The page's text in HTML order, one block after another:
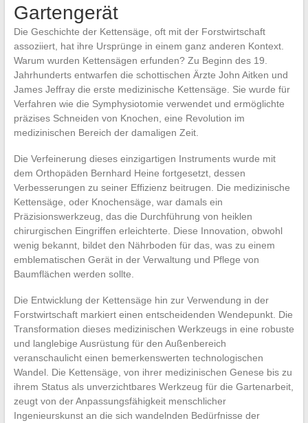
Gartengerät
Die Geschichte der Kettensäge, oft mit der Forstwirtschaft
assoziiert, hat ihre Ursprünge in einem ganz anderen Kontext.
Warum wurden Kettensägen erfunden? Zu Beginn des 19.
Jahrhunderts entwarfen die schottischen Ärzte John Aitken und
James Jeffray die erste medizinische Kettensäge. Sie wurde für
Verfahren wie die Symphysiotomie verwendet und ermöglichte
präzises Schneiden von Knochen, eine Revolution im
medizinischen Bereich der damaligen Zeit.
Die Verfeinerung dieses einzigartigen Instruments wurde mit
dem Orthopäden Bernhard Heine fortgesetzt, dessen
Verbesserungen zu seiner Effizienz beitrugen. Die medizinische
Kettensäge, oder Knochensäge, war damals ein
Präzisionswerkzeug, das die Durchführung von heiklen
chirurgischen Eingriffen erleichterte. Diese Innovation, obwohl
wenig bekannt, bildet den Nährboden für das, was zu einem
emblematischen Gerät in der Verwaltung und Pflege von
Baumflächen werden sollte.
Die Entwicklung der Kettensäge hin zur Verwendung in der
Forstwirtschaft markiert einen entscheidenden Wendepunkt. Die
Transformation dieses medizinischen Werkzeugs in eine robuste
und langlebige Ausrüstung für den Außenbereich
veranschaulicht einen bemerkenswerten technologischen
Wandel. Die Kettensäge, von ihrer medizinischen Genese bis zu
ihrem Status als unverzichtbares Werkzeug für die Gartenarbeit,
zeugt von der Anpassungsfähigkeit menschlicher
Ingenieurskunst an die sich wandelnden Bedürfnisse der